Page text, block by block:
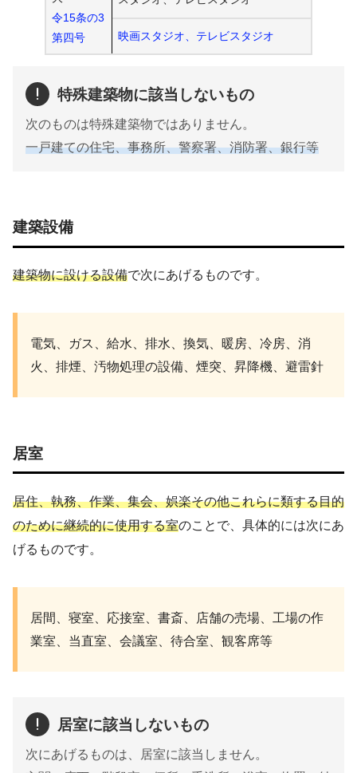
令15条の3
第四号
映画スタジオ、テレビスタジオ
特殊建築物に該当しないもの
次のものは特殊建築物ではありません。
一戸建ての住宅、事務所、警察署、消防署、銀行等
建築設備
建築物に設ける設備で次にあげるものです。
電気、ガス、給水、排水、換気、暖房、冷房、消
火、排煙、汚物処理の設備、煙突、昇降機、避雷針
居室
居住、執務、作業、集会、娯楽その他これらに類する目的
のために継続的に使用する室のことで、具体的には次にあ
げるものです。
居間、寝室、応接室、書斎、店舗の売場、工場の作
業室、当直室、会議室、待合室、観客席等
居室に該当しないもの
次にあげるものは、居室に該当しません。